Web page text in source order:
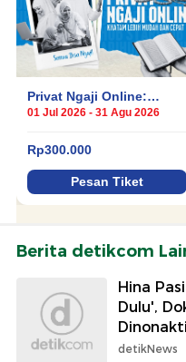
Berita detikcom
Hina
Dulu',
detikNews